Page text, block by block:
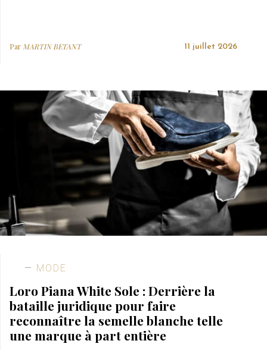
ParMARTIN BETANT 11 juillet 2026
MODE
Loro Piana White Sole : Derrière la
bataille juridique pour faire
reconnaître la semelle blanche telle
une marque à part entière